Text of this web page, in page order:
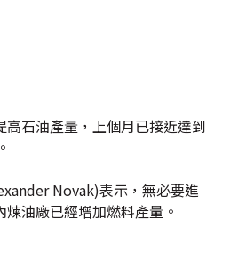
石油產量，上個月已接近達到
Novak)表示，無必要進
油廠已經增加燃料產量。